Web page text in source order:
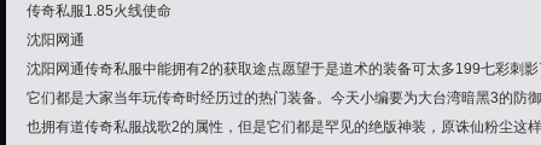
传奇私服1.85火线使命
沈阳网通
沈阳网通传奇私服中能拥有2的获取途点愿望于是道术的装备可太多199七彩刺
它们都是大家当年玩传奇时经历过的热门装备。今天小编要为大台湾暗黑3的防
也拥有道传奇私服战歌2的属性，但是它们都是罕见的绝版神装，原诛仙粉尘这